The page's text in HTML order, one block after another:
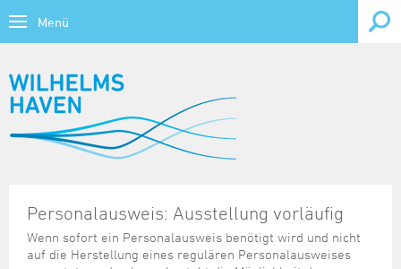
Menü
Themen
Übersicht
Kirche, Religion
Lebenslagen
Ausweis und Pass
Bauen
Fahrzeug und Verkehr
Übersicht
Ausschreibungen, Vergaben
Wirtschaft, Forschung & Bildung
Wirtschaftsstandort
CTW - Container Terminal Wilhelmshaven
Gewerbeflächen
Gewerbeimmobilien
Übersicht
Ansprechpartner
Forschung & Bildung
Übersicht
Daten und Fakten
Tourismus & Freizeit
Übersicht
Stadtporträt
Veranstaltungskalender
Übersicht
Kultur und Freizeit
Personalausweis: Ausstellung vorläufig
Wenn sofort ein Personalausweis benötigt wird und nicht
auf die Herstellung eines regulären Personalausweises